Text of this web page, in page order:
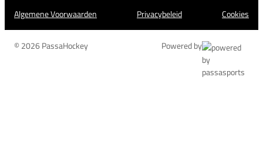
Algemene Voorwaarden Privacybeleid Cookies
© 2026 PassaHockey Powered by